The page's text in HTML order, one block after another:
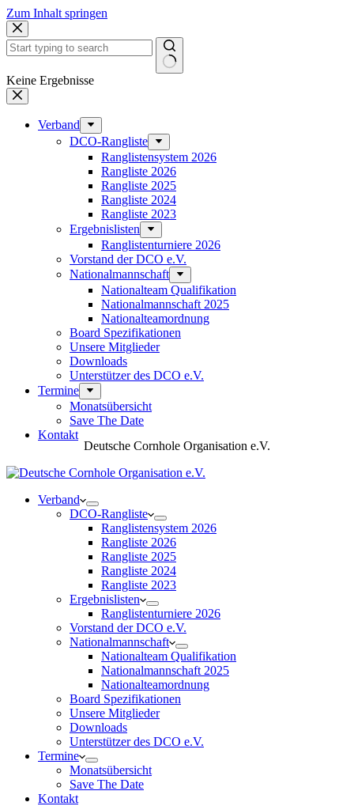
Zum Inhalt springen
Keine Ergebnisse
Verband
DCO-Rangliste
Ranglistensystem 2026
Rangliste 2026
Rangliste 2025
Rangliste 2024
Rangliste 2023
Ergebnislisten
Ranglistenturniere 2026
Vorstand der DCO e.V.
Nationalmannschaft
Nationalteam Qualifikation
Nationalmannschaft 2025
Nationalteamordnung
Board Spezifikationen
Unsere Mitglieder
Downloads
Unterstützer des DCO e.V.
Termine
Monatsübersicht
Save The Date
Kontakt
Deutsche Cornhole Organisation e.V.
Verband
DCO-Rangliste
Ranglistensystem 2026
Rangliste 2026
Rangliste 2025
Rangliste 2024
Rangliste 2023
Ergebnislisten
Ranglistenturniere 2026
Vorstand der DCO e.V.
Nationalmannschaft
Nationalteam Qualifikation
Nationalmannschaft 2025
Nationalteamordnung
Board Spezifikationen
Unsere Mitglieder
Downloads
Unterstützer des DCO e.V.
Termine
Monatsübersicht
Save The Date
Kontakt